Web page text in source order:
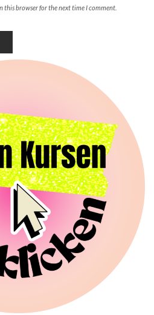
this browser for the next time I comment.